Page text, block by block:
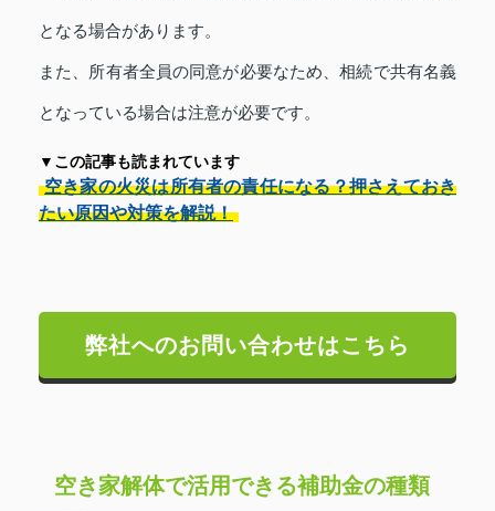
となる場合があります。
また、所有者全員の同意が必要なため、相続で共有名義
となっている場合は注意が必要です。
▼この記事も読まれています
空き家の火災は所有者の責任になる？押さえておき
たい原因や対策を解説！
弊社へのお問い合わせはこちら
空き家解体で活用できる補助金の種類